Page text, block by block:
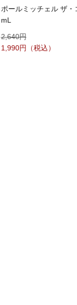
ポールミッチェル ザ
mL
2,640
1,990